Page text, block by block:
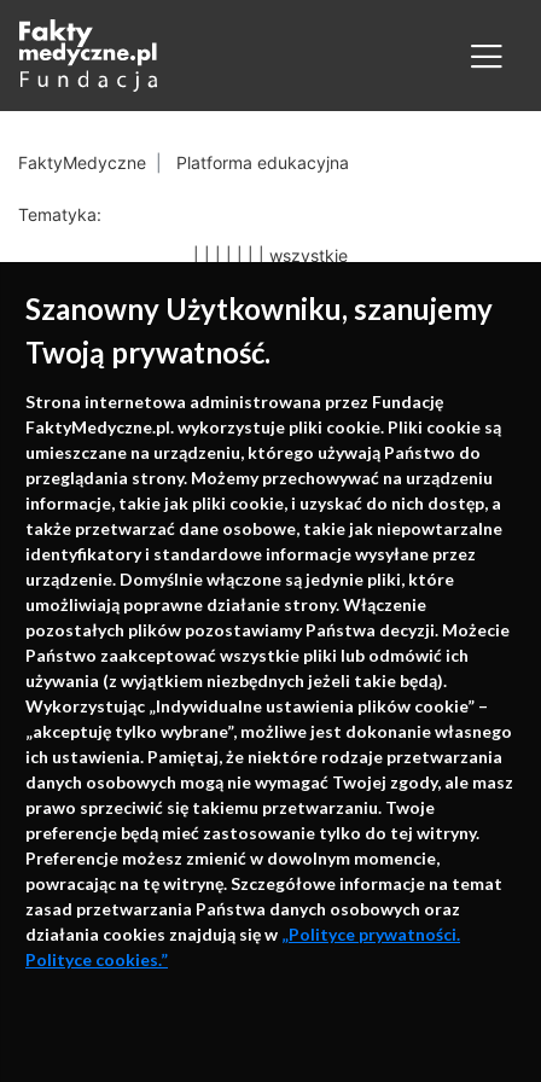
Szanowny Użytkowniku, szanujemy
Twoją prywatność.
Strona internetowa administrowana przez Fundację
FaktyMedyczne.pl. wykorzystuje pliki cookie. Pliki cookie są
umieszczane na urządzeniu, którego używają Państwo do
przeglądania strony. Możemy przechowywać na urządzeniu
informacje, takie jak pliki cookie, i uzyskać do nich dostęp, a
także przetwarzać dane osobowe, takie jak niepowtarzalne
identyfikatory i standardowe informacje wysyłane przez
urządzenie. Domyślnie włączone są jedynie pliki, które
umożliwiają poprawne działanie strony. Włączenie
pozostałych plików pozostawiamy Państwa decyzji. Możecie
Państwo zaakceptować wszystkie pliki lub odmówić ich
używania (z wyjątkiem niezbędnych jeżeli takie będą).
Wykorzystując „Indywidualne ustawienia plików cookie” –
„akceptuję tylko wybrane”, możliwe jest dokonanie własnego
ich ustawienia. Pamiętaj, że niektóre rodzaje przetwarzania
danych osobowych mogą nie wymagać Twojej zgody, ale masz
prawo sprzeciwić się takiemu przetwarzaniu. Twoje
preferencje będą mieć zastosowanie tylko do tej witryny.
Preferencje możesz zmienić w dowolnym momencie,
powracając na tę witrynę. Szczegółowe informacje na temat
zasad przetwarzania Państwa danych osobowych oraz
działania cookies znajdują się w „Polityce prywatności.
Polityce cookies.”
FaktyMedyczne Platforma edukacyjna
Tematyka:
wszystkie
Medycyna oparta na
faktach
Konferencje, szkolenia, e-learning, wydawnictwo
Napisz do nas
info@faktymedyczne.pl
ul. Towarowa 2
43-460 Wisła
Redakcja medyczna:
ul. Wolności 338b